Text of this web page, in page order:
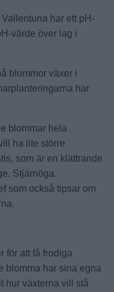
har ett pH-
värde över lag i
blommor växer i
har
blommar hela
ha lite större
som är en klättrande
Stjärnöga.
som också tipsar om
för att få frodiga
blomma har sina egna
hur växterna vill stå